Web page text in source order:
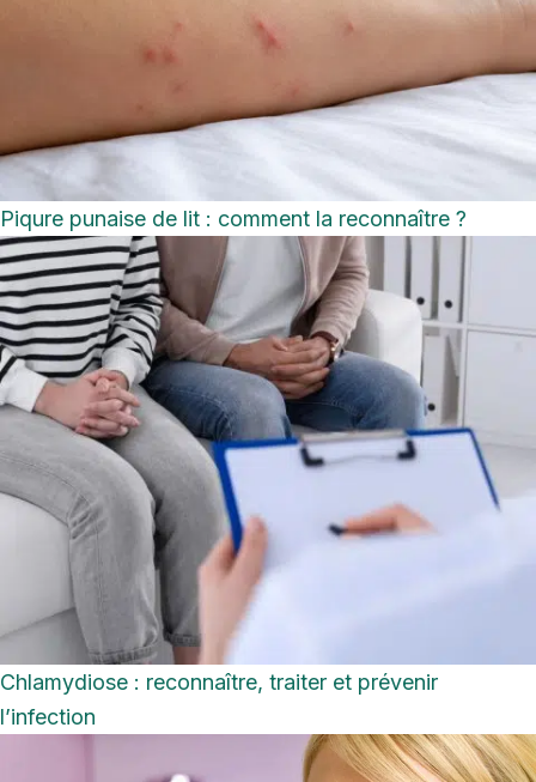
Piqure punaise de lit : comment la reconnaître ?
Chlamydiose : reconnaître, traiter et prévenir
l’infection